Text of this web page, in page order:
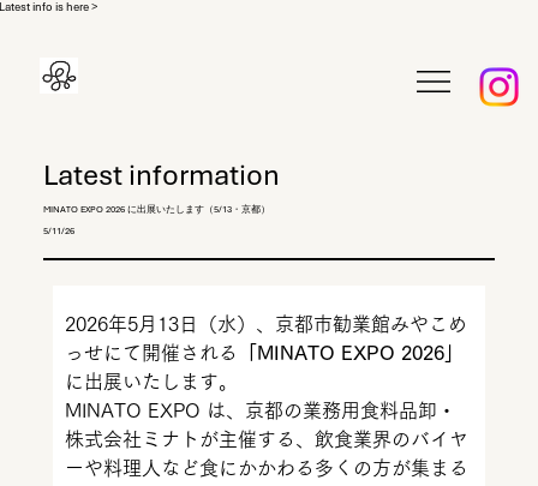
Latest info is here >
2026年5月13日（水）、京都市勧業館みやこめ
っせにて開催される
「MINATO EXPO 2026」
に出展いたします。
MINATO EXPO は、京都の業務用食料品卸・
株式会社ミナトが主催する、飲食業界のバイヤ
ーや料理人など食にかかわる多くの方が集まる
Latest information
MINATO EXPO 2026 に出展いたします（5/13・京都）
5/11/26